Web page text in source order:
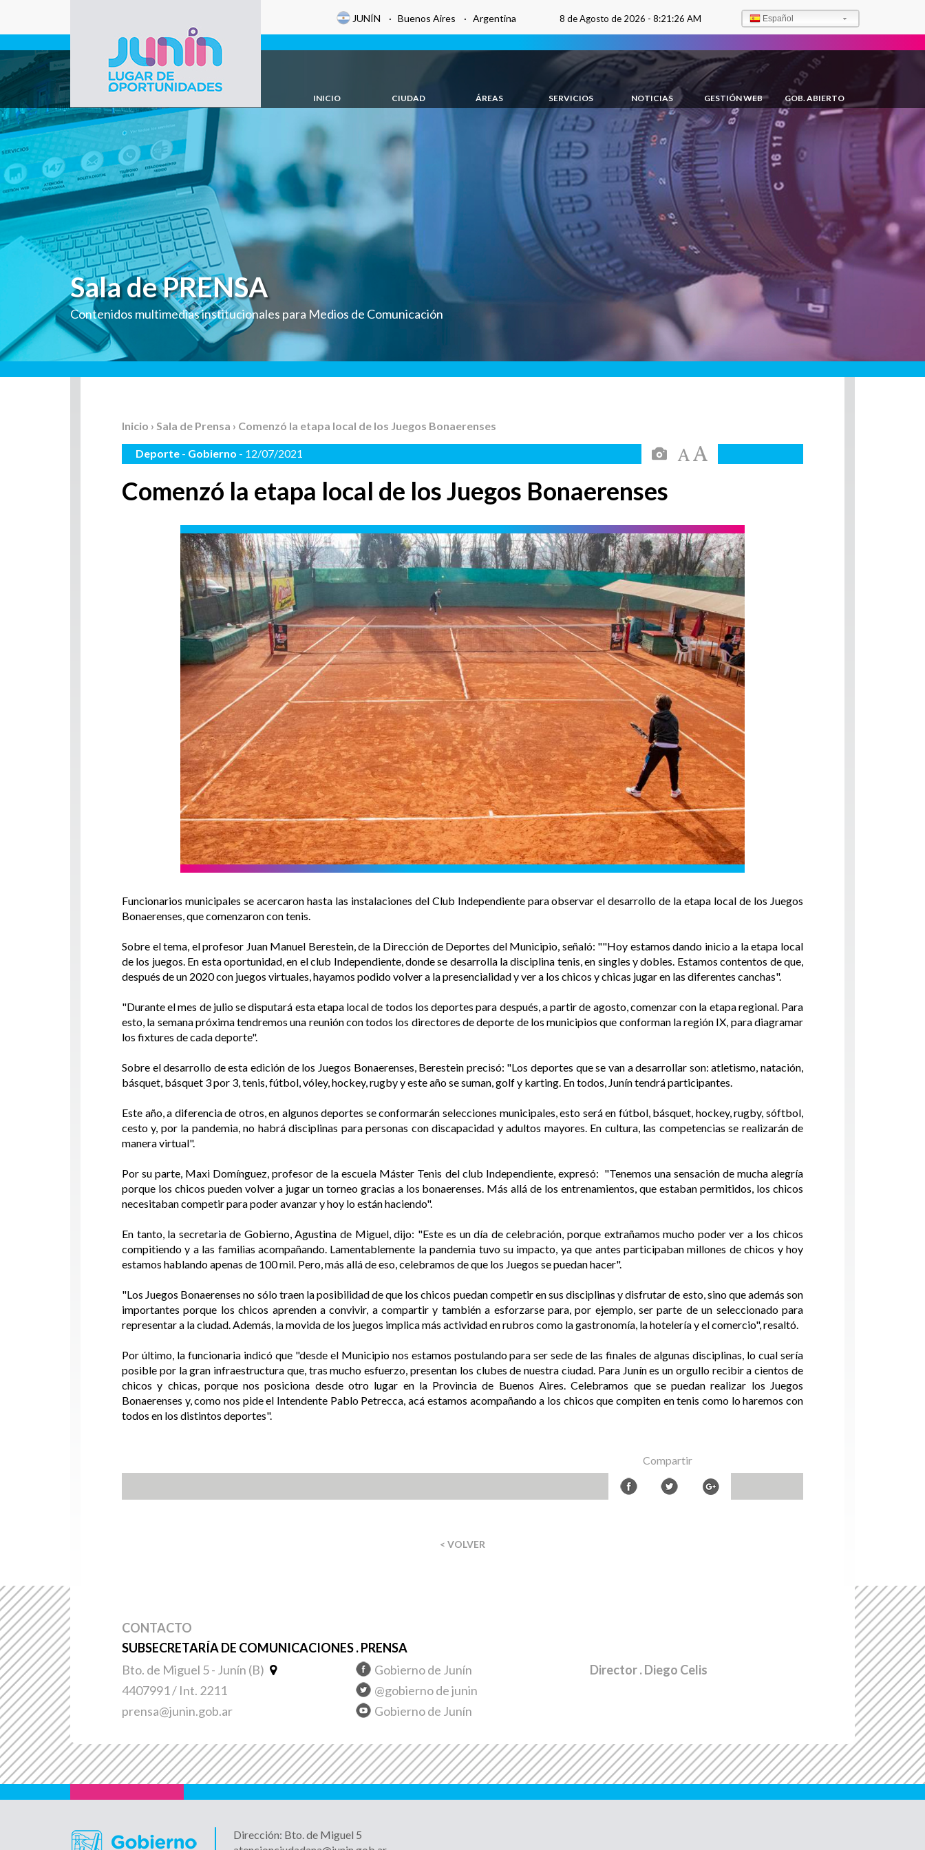
Gobierno de
Junín
JUNÍN · Buenos Aires · Argentina 8 de Agosto de 2026 - 8:21:27 AM Español
INICIO CIUDAD ÁREAS SERVICIOS NOTICIAS GESTIÓN WEB GOB. ABIERTO
Sala de PRENSA
Contenidos multimedias institucionales para Medios de Comunicación
Inicio › Sala de Prensa › Comenzó la etapa local de los Juegos Bonaerenses
Deporte - Gobierno - 12/07/2021
Comenzó la etapa local de los Juegos Bonaerenses
Funcionarios municipales se acercaron hasta las instalaciones del Club Independiente para observar el desarrollo de la etapa local de los Juegos
Bonaerenses, que comenzaron con tenis.
Sobre el tema, el profesor Juan Manuel Berestein, de la Dirección de Deportes del Municipio, señaló: ""Hoy estamos dando inicio a la etapa local
de los juegos. En esta oportunidad, en el club Independiente, donde se desarrolla la disciplina tenis, en singles y dobles. Estamos contentos de que,
después de un 2020 con juegos virtuales, hayamos podido volver a la presencialidad y ver a los chicos y chicas jugar en las diferentes canchas".
"Durante el mes de julio se disputará esta etapa local de todos los deportes para después, a partir de agosto, comenzar con la etapa regional. Para
esto, la semana próxima tendremos una reunión con todos los directores de deporte de los municipios que conforman la región IX, para diagramar
los fixtures de cada deporte".
Sobre el desarrollo de esta edición de los Juegos Bonaerenses, Berestein precisó: "Los deportes que se van a desarrollar son: atletismo, natación,
básquet, básquet 3 por 3, tenis, fútbol, vóley, hockey, rugby y este año se suman, golf y karting. En todos, Junín tendrá participantes.
Este año, a diferencia de otros, en algunos deportes se conformarán selecciones municipales, esto será en fútbol, básquet, hockey, rugby, sóftbol,
cesto y, por la pandemia, no habrá disciplinas para personas con discapacidad y adultos mayores. En cultura, las competencias se realizarán de
manera virtual".
Por su parte, Maxi Domínguez, profesor de la escuela Máster Tenis del club Independiente, expresó: "Tenemos una sensación de mucha alegría
porque los chicos pueden volver a jugar un torneo gracias a los bonaerenses. Más allá de los entrenamientos, que estaban permitidos, los chicos
necesitaban competir para poder avanzar y hoy lo están haciendo".
En tanto, la secretaria de Gobierno, Agustina de Miguel, dijo: "Este es un día de celebración, porque extrañamos mucho poder ver a los chicos
compitiendo y a las familias acompañando. Lamentablemente la pandemia tuvo su impacto, ya que antes participaban millones de chicos y hoy
estamos hablando apenas de 100 mil. Pero, más allá de eso, celebramos de que los Juegos se puedan hacer".
"Los Juegos Bonaerenses no sólo traen la posibilidad de que los chicos puedan competir en sus disciplinas y disfrutar de esto, sino que además son
importantes porque los chicos aprenden a convivir, a compartir y también a esforzarse para, por ejemplo, ser parte de un seleccionado para
representar a la ciudad. Además, la movida de los juegos implica más actividad en rubros como la gastronomía, la hotelería y el comercio", resaltó.
Por último, la funcionaria indicó que "desde el Municipio nos estamos postulando para ser sede de las finales de algunas disciplinas, lo cual sería
posible por la gran infraestructura que, tras mucho esfuerzo, presentan los clubes de nuestra ciudad. Para Junín es un orgullo recibir a cientos de
chicos y chicas, porque nos posiciona desde otro lugar en la Provincia de Buenos Aires. Celebramos que se puedan realizar los Juegos
Bonaerenses y, como nos pide el Intendente Pablo Petrecca, acá estamos acompañando a los chicos que compiten en tenis como lo haremos con
todos en los distintos deportes".
Compartir
< VOLVER
CONTACTO
SUBSECRETARÍA DE COMUNICACIONES . PRENSA
Bto. de Miguel 5 - Junín (B)
4407991 / Int. 2211
prensa@junin.gob.ar
Gobierno de Junín
@gobierno de junin
Gobierno de Junín
Director. Diego Celis
Dirección: Bto. de Miguel 5